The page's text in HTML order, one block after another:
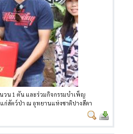
วน 1 ตัน และร่วมกิจกรรมบำเพ็ญ
ก่สัตว์ป่า ณ อุทยานแห่งชาติปางสีดา